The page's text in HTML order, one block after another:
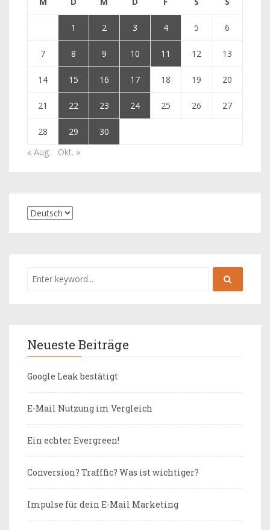
1 2 3 4 5 6
7 8 9 10 11 12 13
14 15 16 17 18 19 20
21 22 23 24 25 26 27
28 29
30
« Aug.
Okt. »
Neueste Beiträge
Google Leak bestätigt
E-Mail Nutzung im Vergleich
Ein echter Evergreen!
Conversion? Trafffic? Was ist wichtiger?
Impulse für dein E-Mail Marketing